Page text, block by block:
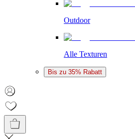
Outdoor
Alle Texturen
Bis zu 35% Rabatt